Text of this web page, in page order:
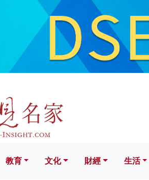
文化 財經 生活
教育 文化 財經 生活